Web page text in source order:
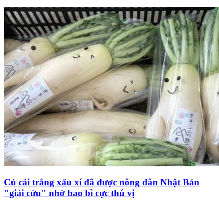
Củ cải trắng xấu xí đã được nông dân Nhật Bản
"giải cứu" nhờ bao bì cực thú vị